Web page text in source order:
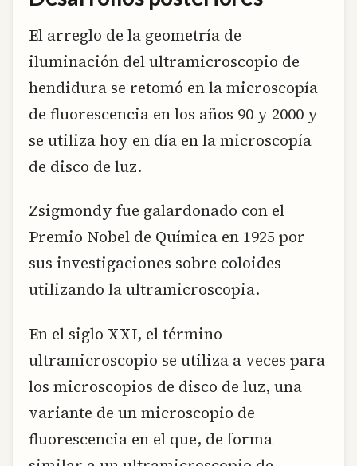
El arreglo de la geometría de
iluminación del ultramicroscopio de
hendidura se retomó en la microscopía
de fluorescencia en los años 90 y 2000 y
se utiliza hoy en día en la microscopía
de disco de luz.
Zsigmondy fue galardonado con el
Premio Nobel de Química en 1925 por
sus investigaciones sobre coloides
utilizando la ultramicroscopia.
En el siglo XXI, el término
ultramicroscopio se utiliza a veces para
los microscopios de disco de luz, una
variante de un microscopio de
fluorescencia en el que, de forma